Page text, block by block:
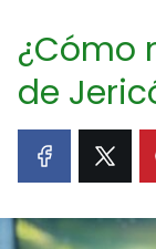
¿Cómo
de